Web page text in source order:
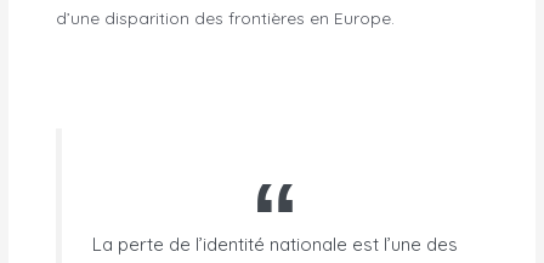
d’une disparition des frontières en Europe.
La perte de l’identité nationale est l’une des